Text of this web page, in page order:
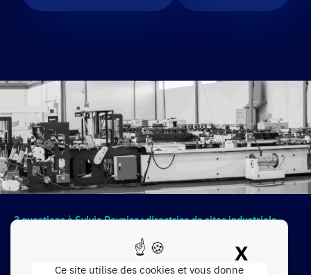
Ce site utilise des cookies et vous donne
X
3 questions à Sylvie Reynier : directrice de sites industriels
Dans cette série de publications, nous souhaitons mettre en avant la
parole d’acteurs de l’industrie de tout bord.